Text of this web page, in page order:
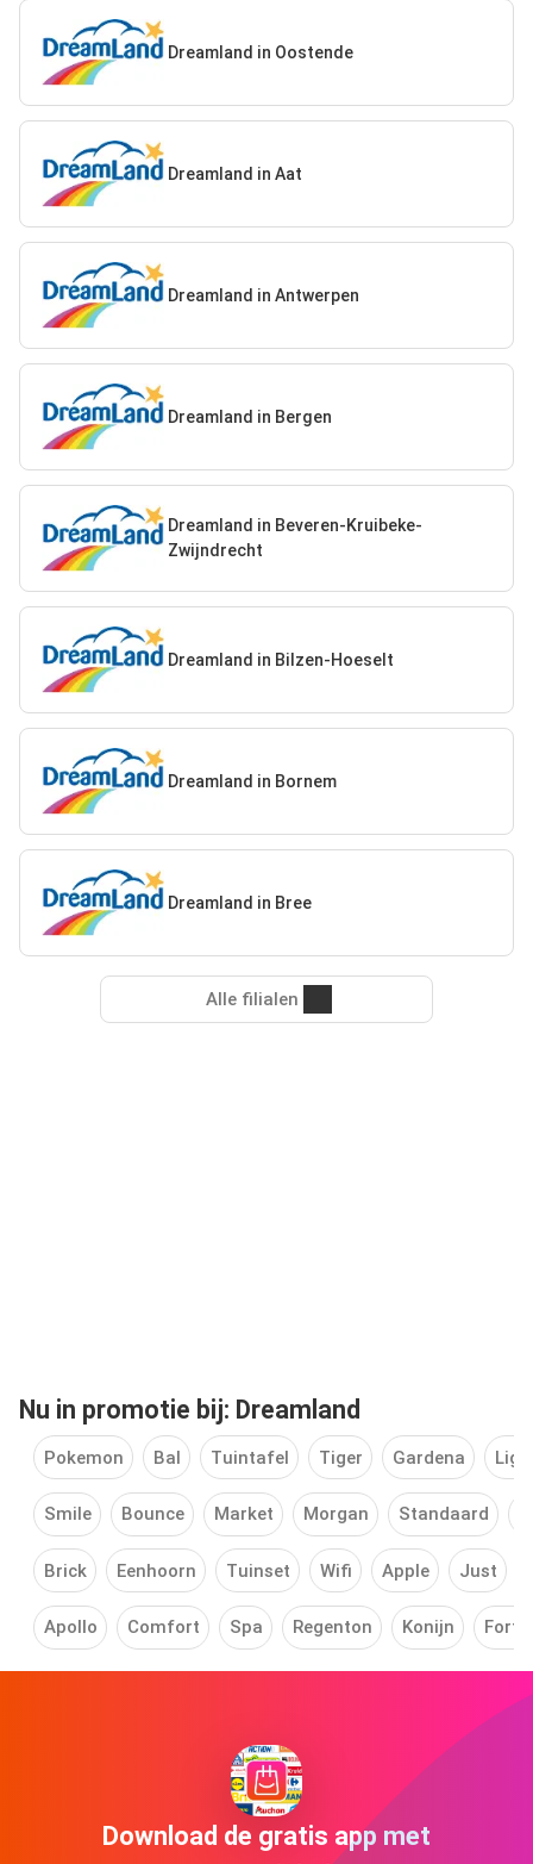
Dreamland in Oostende
Dreamland in Aat
Dreamland in Antwerpen
Dreamland in Bergen
Dreamland in Beveren-Kruibeke-
Zwijndrecht
Dreamland in Bilzen-Hoeselt
Dreamland in Bornem
Dreamland in Bree
Alle filialen
Nu in promotie bij: Dreamland
Pokemon Bal Tuintafel Tiger Gardena
Smile Bounce Market Morgan Standaard
Brick Eenhoorn Tuinset Wifi Apple Just
Apollo Comfort Spa Regenton Konijn
Download de gratis app met